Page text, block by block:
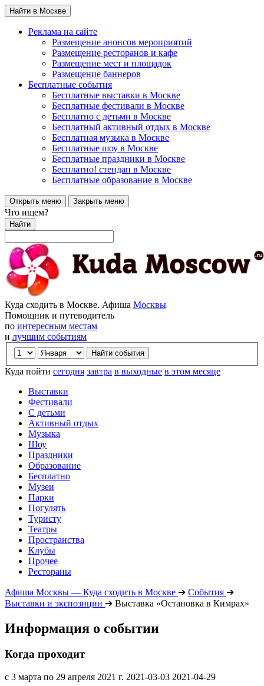
Найти в Москве
Реклама на сайте
Размещение анонсов мероприятий
Размещение ресторанов и кафе
Размещение мест и площадок
Размещение баннеров
Бесплатные события
Бесплатные выставки в Москве
Бесплатные фестивали в Москве
Бесплатно с детьми в Москве
Бесплатный активный отдых в Москве
Бесплатная музыка в Москве
Бесплатные шоу в Москве
Бесплатные праздники в Москве
Бесплатно! стендап в Москве
Бесплатные образование в Москве
Открыть меню Закрыть меню
Что ищем?
Найти
Куда сходить в Москве. Афиша Москвы
Помощник и путеводитель
по интересным местам
и лучшим событиям
Куда пойти сегодня завтра в выходные в этом месяце
Выставки
Фестивали
С детьми
Активный отдых
Музыка
Шоу
Праздники
Образование
Бесплатно
Музеи
Парки
Погулять
Туристу
Театры
Пространства
Клубы
Прочее
Рестораны
Афиша Москвы — Куда сходить в Москве ➔ События ➔
Выставки и экспозиции ➔ Выставка «Остановка в Кимрах»
Информация о событии
Когда проходит
с 3 марта по 29 апреля 2021 г. 2021-03-03 2021-04-29